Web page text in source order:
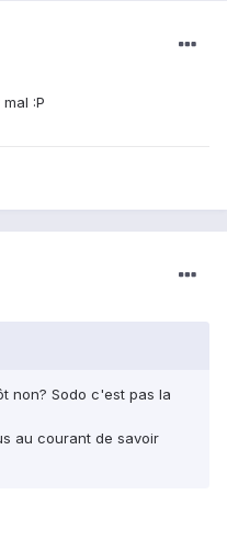
:P
non? Sodo c'est pas la
au courant de savoir